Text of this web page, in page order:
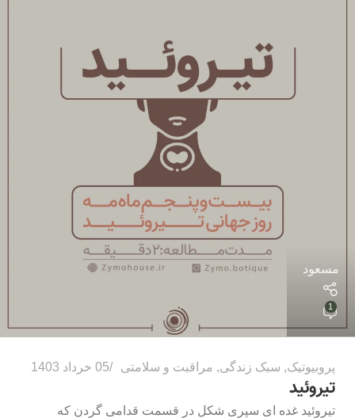
مسعود
1
پروبیوتیک, سبک زندگی, مراقبت و سلامتی 05 خرداد 1403
تیروئید
تیروئید غده ای سپری شکل در قسمت قدامی گردن که